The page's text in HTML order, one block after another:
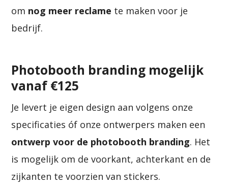
om nog meer reclame te maken voor je
bedrijf.
Photobooth branding mogelijk
vanaf €125
Je levert je eigen design aan volgens onze
specificaties óf onze ontwerpers maken een
ontwerp voor de photobooth branding. Het
is mogelijk om de voorkant, achterkant en de
zijkanten te voorzien van stickers.